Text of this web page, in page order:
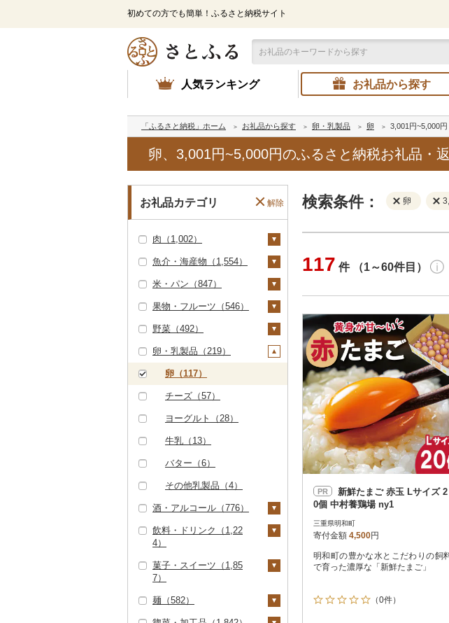
初めての方でも簡単！ふるさと納税サイト
人気ランキング お礼品から探す
「ふるさと納税」ホーム お礼品から探す 卵・乳製品 卵 3,001円~5,000円
卵、3,001円~5,000円のふるさと納税お礼品・
お礼品カテゴリ 解除
肉（1,002）
牛肉（精肉）（206）
ステーキ（4）
すき焼き（6）
しゃぶしゃぶ（5）
焼肉（77）
牛タン（25）
和牛（3）
黒毛和牛（23）
白老牛（0）
仙台牛（0）
米沢牛（0）
山形牛（0）
常陸牛（0）
近江牛（33）
神戸牛・神戸ビーフ
牛肉（加工品）（7
ローストビーフ（0）
ビーフジャーキー
（1）
その他牛肉（加工品）
（29）
すき焼き（0）
しゃぶしゃぶ（6）
（187）
0）
ハンバーグ（7）
もつ鍋（2）
ハム（4）
ソーセージ・ウインナ
ベーコン・サラミ
（6）
その他豚肉（加工品）
（163）
鶏肉（244）
鶏肉（精肉）（175）
ハム・ソーセージ
（4）
中津からあげ（0）
地鶏（4）
赤鶏さつま（0）
その他鶏肉（47）
鹿肉（10）
馬肉（0）
羊肉・ラム肉（ジンギ
鴨肉（0）
その他肉・加工品（7
3）
魚介・海産物（1,554）
カニ（7）
ズワイガニ（3）
タラバガニ（0）
毛ガニ（0）
かにしゃぶ（0）
その他カニ（4）
エビ（9）
甘エビ（5）
ボタンエビ（0）
伊勢海老（0）
その他エビ（3）
いくら（3）
うに（1）
明太子・たらこ（15
2）
8）
鮑（アワビ）（1）
牡蠣（カキ）（4）
あさり（0）
はまぐり（0）
カツオ（20）
わかめ（123）
ししゃも（1）
その他魚介・加工品
しらす・ちりめん（1
米・パン（847）
米（614）
精米（426）
無洗米（76）
玄米（52）
金芽米（0）
ゆめぴりか（5）
つや姫（7）
コシヒカリ（148）
はえぬき（31）
さがびより（1）
あきたこまち（20）
雑穀（14）
餅（74）
その他穀物加工品（7
5）
果物・フルーツ（546）
ぶどう・マスカット
いちご（25）
りんご（10）
（0）
レモン（15）
7）
キウイ（13）
野菜（492）
いも（107）
じゃがいも（18）
さつまいも（77）
その他いも（14）
トマト（40）
フルーツトマト（9）
ミニトマト（11）
その他トマト（20）
玉ねぎ（87）
ねぎ（9）
とうもろこし（8）
根菜（47）
人参（8）
大根（3）
自然薯（3）
アスパラガス（3）
豆（43）
きのこ（53）
その他きのこ（29）
かぼちゃ（3）
茄子（14）
卵・乳製品（219）
卵（117）
チーズ（57）
ヨーグルト（28）
牛乳（13）
バター（6）
その他乳製品（4）
酒・アルコール（776）
ビール・発泡酒（15
ビール（0）
日本酒（425）
飲料・ドリンク（1,22
4）
水・ミネラルウォータ
コーヒー・コーヒー豆
菓子・スイーツ（1,85
7）
ケーキ（146）
麺（582）
検索条件： 卵
円
決済方法 解除
PayPay
クレジットカード決済
Amazon Pay
メルペイ
コンビニ支払い
ソフトバンクまとめて支払い
d払い
金融機関(Pay-easy決済)
117 件 （1～60件目）
PR
0個 中村養鶏場 ny1
三重県明和町
寄付金額 4,500円
明和町の豊かな水とこだわりの飼
で育った濃厚な「新鮮たまご」
（0件）